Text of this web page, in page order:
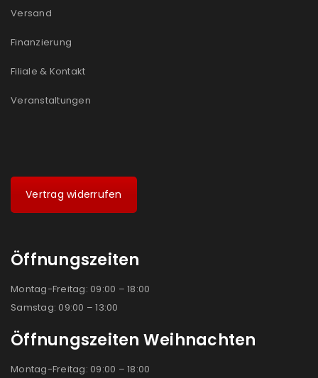
Versand
Finanzierung
Filiale & Kontakt
Veranstaltungen
Vertrag widerrufen
Öffnungszeiten
Montag-Freitag: 09:00 – 18:00
Samstag: 09:00 – 13:00
Öffnungszeiten Weihnachten
Montag-Freitag: 09:00 – 18:00